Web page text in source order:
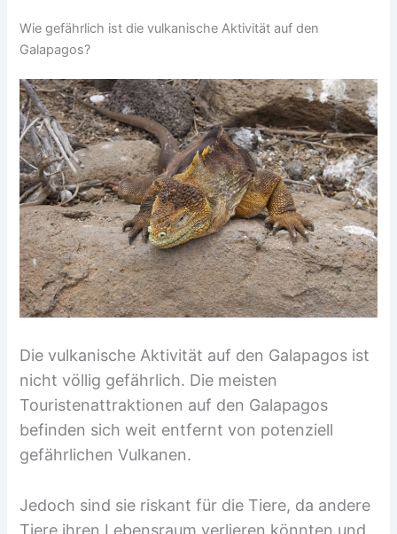
Wie gefährlich ist die vulkanische Aktivität auf den
Galapagos?
Die vulkanische Aktivität auf den Galapagos ist
nicht völlig gefährlich. Die meisten
Touristenattraktionen auf den Galapagos
befinden sich weit entfernt von potenziell
gefährlichen Vulkanen.
Jedoch sind sie riskant für die Tiere, da andere
Tiere ihren Lebensraum verlieren könnten und